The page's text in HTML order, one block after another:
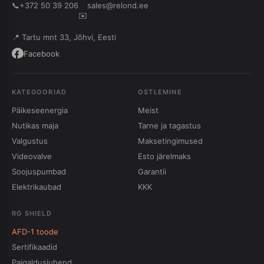
📞+372 50 39 206
✉️
sales@relond.ee
📍 Tartu mnt 33, Jõhvi, Eesti
Facebook
KATEGOORIAD
Päikeseenergia
Nutikas maja
Valgustus
Videovalve
Soojuspumbad
Elektrikaubad
OSTLEMINE
Meist
Tarne ja tagastus
Maksetingimused
Esto järelmaks
Garantii
KKK
RG SHIELD
AFD-1 toode
Sertifikaadid